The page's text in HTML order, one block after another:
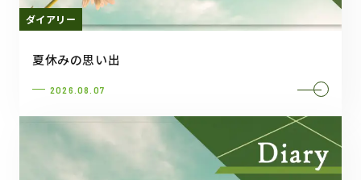
ダイアリー
夏休みの思い出
2026.08.07